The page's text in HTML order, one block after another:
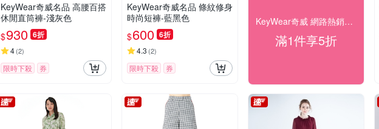
KeyWear奇威名品 高腰百搭
休閒直筒褲-淺灰色
$930 6折
4(2)
限時下殺 券
KeyWear奇威名品 條紋修身
時尚短褲-藍黑色
$600 6折
4.3 (2)
限時下殺 券
KeyWear奇威 網路熱銷限時50% off
滿1件享5折